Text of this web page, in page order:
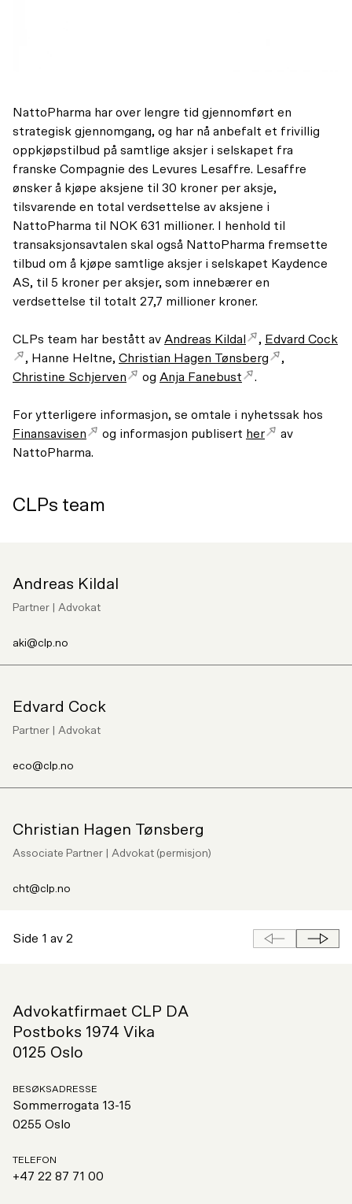
NattoPharma har over lengre tid gjennomført en
strategisk gjennomgang, og har nå anbefalt et frivillig
oppkjøpstilbud på samtlige aksjer i selskapet fra
franske Compagnie des Levures Lesaffre. Lesaffre
ønsker å kjøpe aksjene til 30 kroner per aksje,
tilsvarende en total verdsettelse av aksjene i
NattoPharma til NOK 631 millioner. I henhold til
transaksjonsavtalen skal også NattoPharma fremsette
tilbud om å kjøpe samtlige aksjer i selskapet Kaydence
AS, til 5 kroner per aksjer, som innebærer en
verdsettelse til totalt 27,7 millioner kroner.
CLPs team har bestått av Andreas Kildal , Edvard Cock
, Hanne Heltne, Christian Hagen Tønsberg
,
Christine Schjerven
og Anja Fanebust .
For ytterligere informasjon, se omtale i nyhetssak hos
Finansavisen
og informasjon publisert her
av
NattoPharma.
CLPs team
Andreas Kildal
Partner | Advokat
aki@clp.no
Edvard Cock
Partner | Advokat
eco@clp.no
Christian Hagen Tønsberg
Associate Partner | Advokat (permisjon)
cht@clp.no
Side 1 av 2 Forrige
side
Neste
side
Advokatfirmaet CLP DA
Postboks 1974 Vika
0125 Oslo
BESØKSADRESSE
Sommerrogata 13-15
0255 Oslo
TELEFON
+47 22 87 71 00